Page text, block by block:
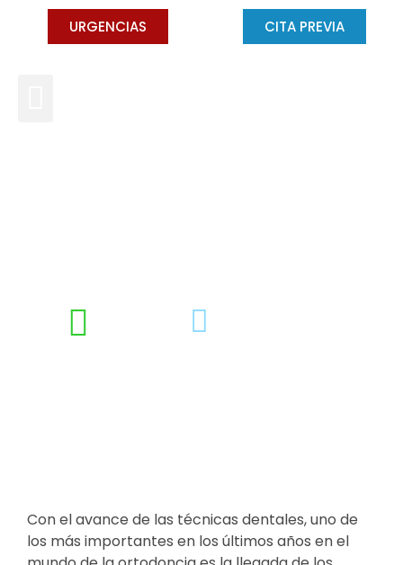
CITA PREVIA
URGENCIAS
Con el avance de las técnicas dentales, uno de
los más importantes en los últimos años en el